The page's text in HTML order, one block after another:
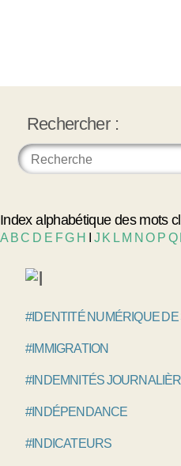
Rechercher :
Index alphabétique des mots
A BC D E FG H J K L M NO P Q
#IDENTITÉ NUMÉRIQUE DE
#IMMIGRATION
#INDEMNITÉS
#INDÉPENDANCE
#INDICATEURS